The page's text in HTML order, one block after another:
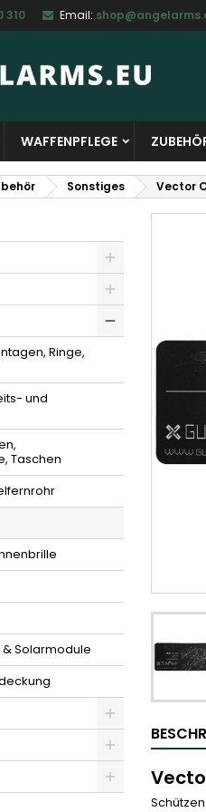
310 Email:
WAFFENPFLEGE
Sonstiges Vector
Ringe,
und
Taschen
Solarmodule